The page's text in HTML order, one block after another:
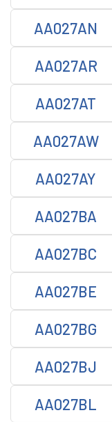
AA027AN
AA027AR
AA027AT
AA027AW
AA027AY
AA027BA
AA027BC
AA027BE
AA027BG
AA027BJ
AA027BL